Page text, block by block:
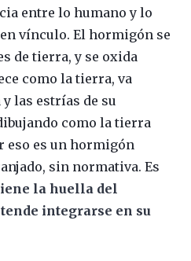
entre lo humano y lo
vínculo. El hormigón se
de tierra, y se oxida
como la tierra, va
las estrías de su
como la tierra
eso es un hormigón
sin normativa. Es
la huella del
integrarse en su